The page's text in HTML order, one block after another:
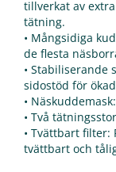
tillverkat av
tätning.
• Mångsidiga
de flesta
• Stabiliserande
sidostöd för
•
• Två
• Tvättbart
tvättbart och